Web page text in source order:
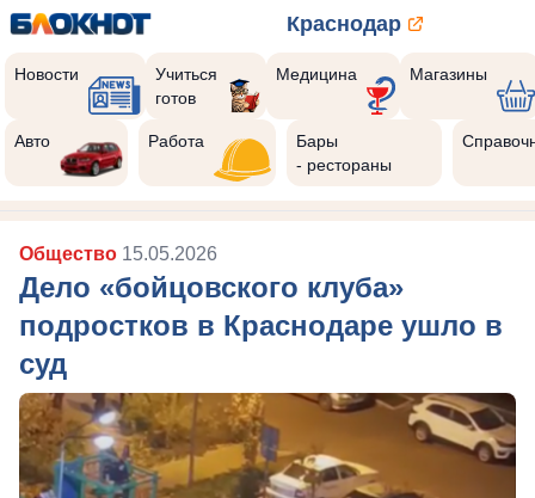
Краснодар
Новости
Учиться
готов
Медицина Магазины
Авто Работа
Бары
- рестораны
Общество 15.05.2026
Дело «бойцовского клуба»
подростков в Краснодаре ушло в
суд